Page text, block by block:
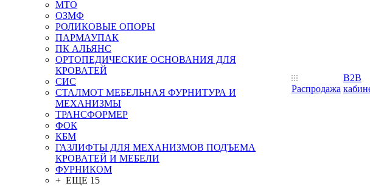
MTO
ОЗМФ
РОЛИКОВЫЕ ОПОРЫ
ПАРМАУПАК
ПК АЛЬЯНС
ОРТОПЕДИЧЕСКИЕ ОСНОВАНИЯ ДЛЯ
КРОВАТЕЙ
СИС
СТАЛМОТ МЕБЕЛЬНАЯ ФУРНИТУРА И
МЕХАНИЗМЫ
ТРАНСФОРМЕР
ФОК
КБМ
ГАЗЛИФТЫ ДЛЯ МЕХАНИЗМОВ ПОДЪЕМА
КРОВАТЕЙ И МЕБЕЛИ
ФУРНИКОМ
+ ЕЩЕ 15
Распродажа
B2B